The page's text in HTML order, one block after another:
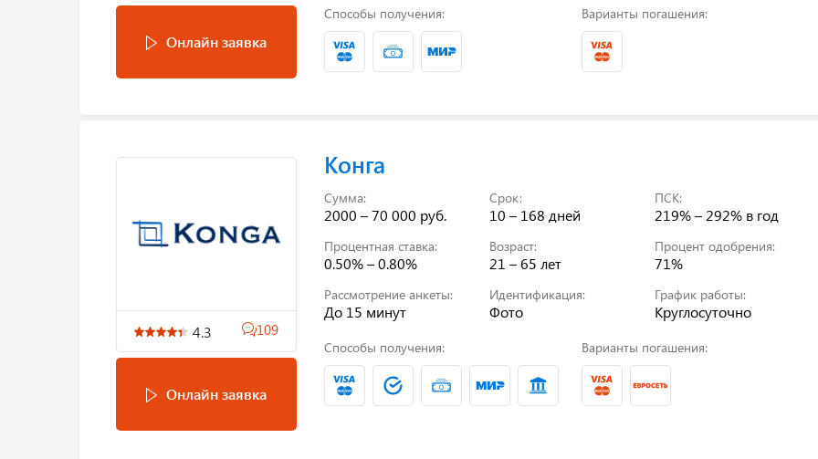
Онлайн заявка
Способы получения: Варианты погашения:
4.3 109
Онлайн заявка
Конга
Сумма:
2000 – 70 000 руб.
Срок:
10 – 168 дней
ПСК:
219% – 292% в год
Процентная ставка:
0.50% – 0.80%
Возраст:
21 – 65 лет
Процент одобрения:
71%
Рассмотрение анкеты:
До 15 минут
Идентификация:
Фото
График работы:
Круглосуточно
Способы получения: Варианты погашения: